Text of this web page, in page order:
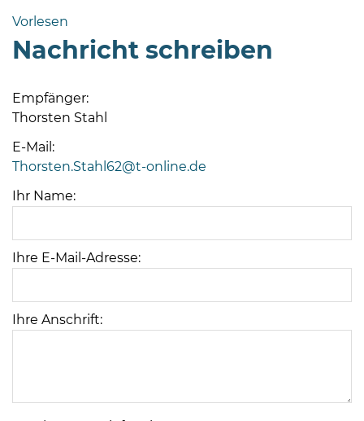
Bramstedt
Bleeck 15-
Bramstedt
04192-
506-
Mo,
Fr
08
Uhr
Vorlesen
Nachricht schreiben
Empfänger:
Thorsten Stahl
E-Mail:
Thorsten.Stahl62@t-online.de
Ihr Name:
Ihre E-Mail-Adresse:
Ihre Anschrift: